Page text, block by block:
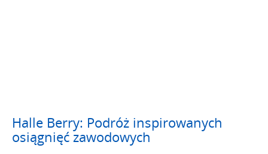
Halle Berry: Podróż inspirowanych
osiągnięć zawodowych